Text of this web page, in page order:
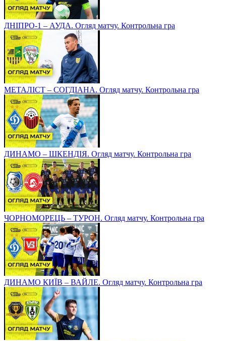
ДНІПРО-1 – АУДА. Огляд матчу. Контрольна гра
МЕТАЛІСТ – СОГДІАНА. Огляд матчу. Контрольна гра
ДИНАМО – ШКЕНДІЯ. Огляд матчу. Контрольна гра
ЧОРНОМОРЕЦЬ – ТУРОН. Огляд матчу. Контрольна гра
ДИНАМО КИЇВ – ВАЙЛЕ. Огляд матчу. Контрольна гра